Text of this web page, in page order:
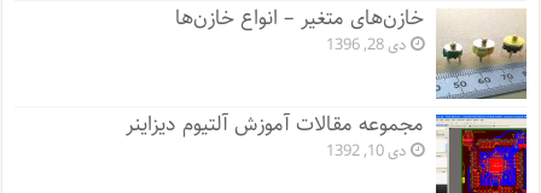
خازن‌های متغیر – انواع خازن‌ها
دی 28, 1396
مجموعه مقالات آموزش آلتیوم دیزاینر
دی 10, 1392